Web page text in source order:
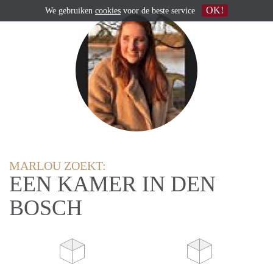
MARLOU ZOEKT:
EEN KAMER IN DEN
BOSCH
We gebruiken cookies voor de beste service OK!